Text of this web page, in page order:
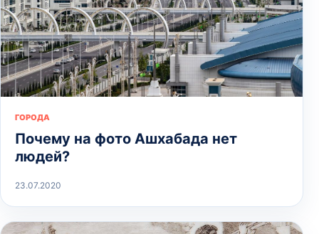
ГОРОДА
Почему на фото Ашхабада нет
людей?
23.07.2020